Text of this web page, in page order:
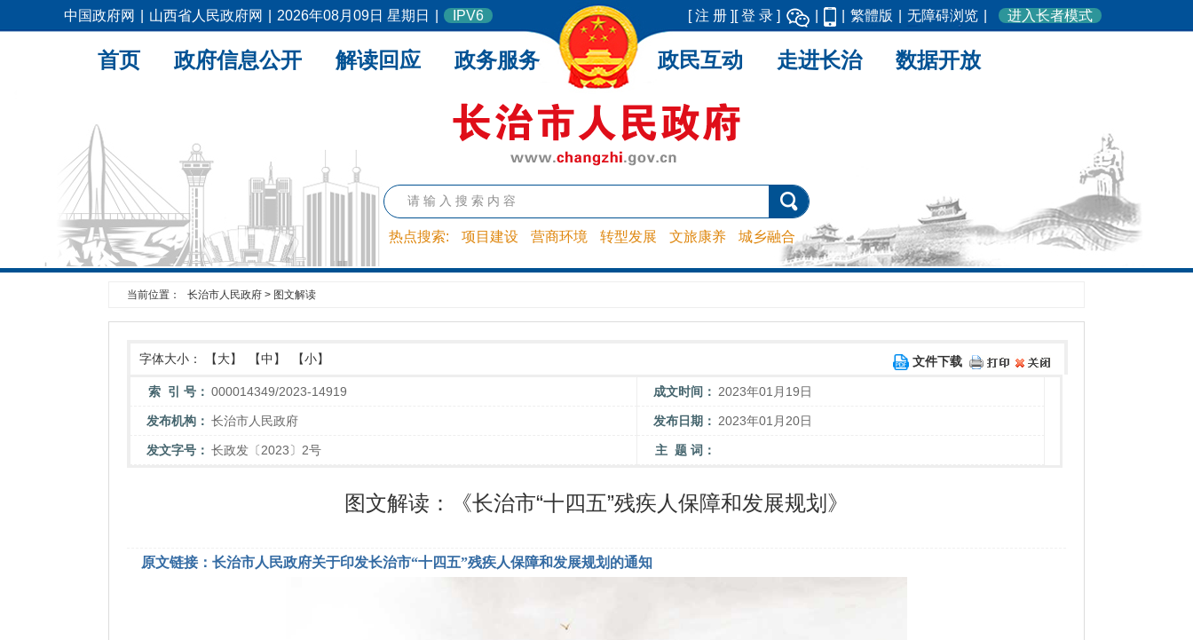
中国政府网 山西省人民政府网 2026年08月09日 星期日 IPV6 [ 登 录 ]
[ 注 册 ] 繁體版 无障碍浏览 进入长者模式
热点搜索: 项目建设 营商环境 转型发展 文旅康养 城乡融合
首页 政府信息公开 解读回应 政务服务 政民互动 走进长治 数据开放
当前位置： 长治市人民政府 > 图文解读
字体大小： 【大】 【中】 【小】 文件下载
索 引 号： 000014349/2023-14919 成文时间： 2023年01月19日
发布机构： 长治市人民政府 发布日期： 2023年01月20日
发文字号： 长政发〔2023〕2号 主 题 词：
图文解读：《长治市“十四五”残疾人保障和发展规划》
原文链接：长治市人民政府关于印发长治市“十四五”残疾人保障和发展规划的通知